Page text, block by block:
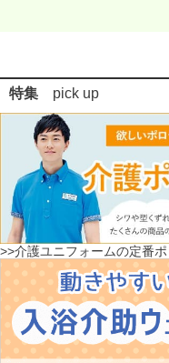
特集 pick up
>>介護ユニフォームの定番